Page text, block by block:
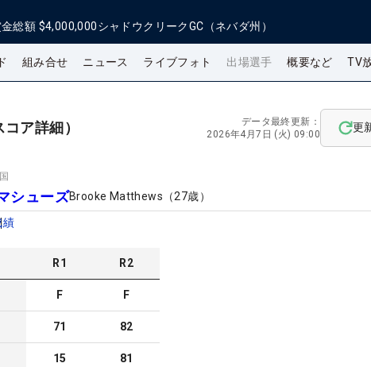
総額 $4,000,000シャドウクリークGC（ネバダ州）
組み合せ ニュース ライブフォト 出場選手 概要など TV
ア詳細）
データ最終更新：
2026年4月7日 (火) 09:00
更
シューズBrooke Matthews （27歳）
績
R1 R2
F F
71 82
15 81